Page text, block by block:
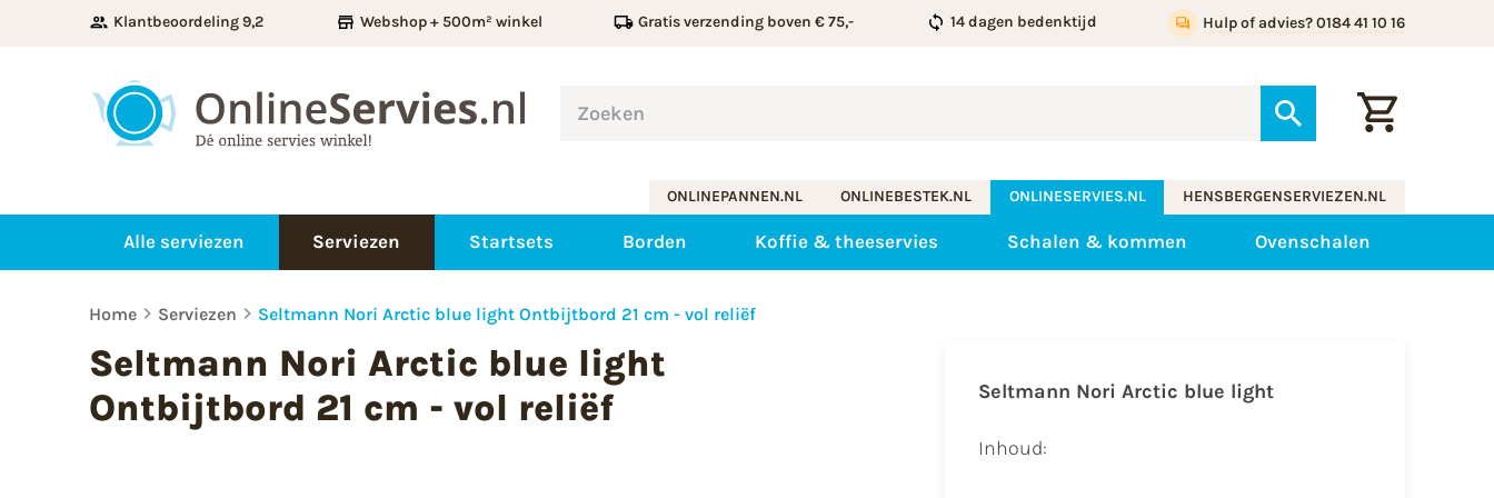
Klantbeoordeling 9,2 Webshop + 500m² winkel Gratis verzending boven € 75,- 14 dagen bedenktijd Hulp of advies? 0184 41 10 16
ONLINEPANNEN.NL ONLINEBESTEK.NL ONLINESERVIES.NL HENSBERGENSERVIEZEN.NL
Alle serviezen Serviezen Startsets Borden Koffie & theeservies Schalen & kommen Ovenschalen
Home Serviezen Seltmann Nori Arctic blue light Ontbijtbord 21 cm - vol reliëf
Seltmann Nori Arctic blue light
Ontbijtbord 21 cm - vol reliëf
Seltmann Nori Arctic blue light
Inhoud: